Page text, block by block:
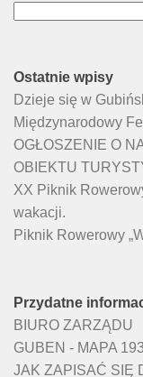
Ostatnie wpisy
Dzieje się w
Międzynarodowy
OGŁOSZENIE O
OBIEKTU
XX Piknik
wakacji.
Piknik Rowerowy
Przydatne
BIURO ZARZĄDU
GUBEN - MAPA
JAK ZAPISAĆ SIĘ